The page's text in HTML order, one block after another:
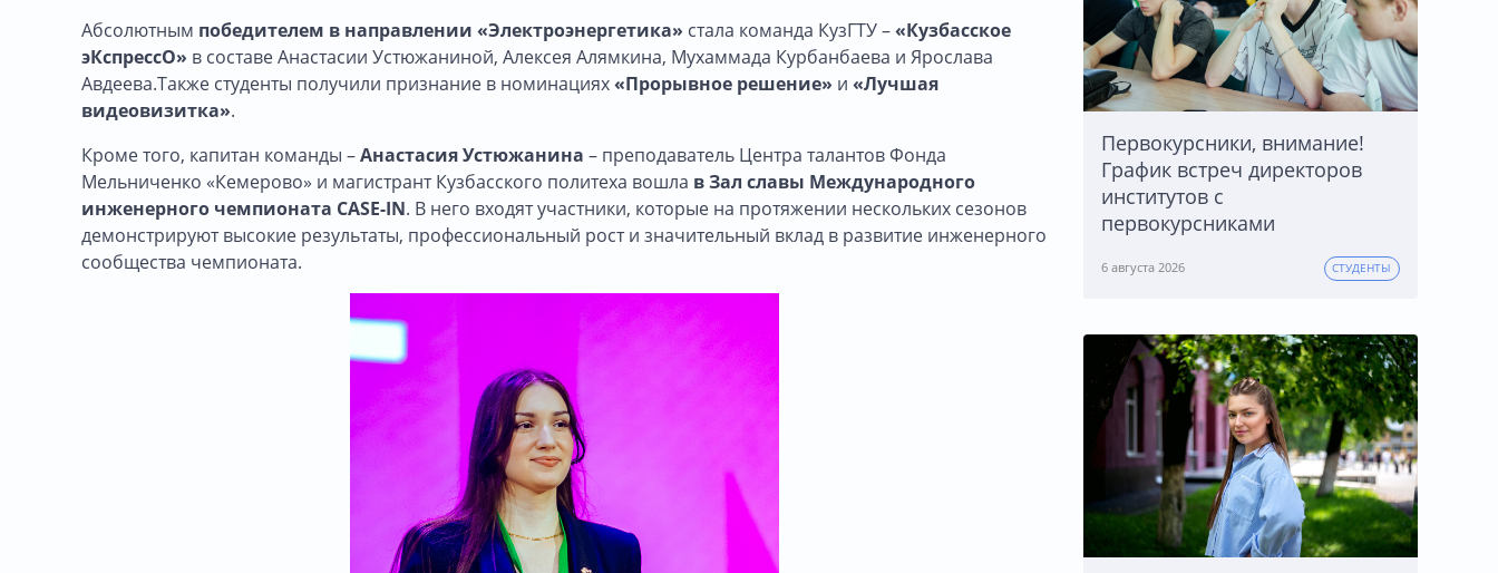
Абсолютным победителем в направлении «Электроэнергетика» стала команда КузГТУ –«Кузбасское
эКспрессО» в составе Анастасии Устюжаниной, Алексея Алямкина, Мухаммада Курбанбаева и Ярослава
Авдеева.Также студенты получили признание в номинациях«Прорывное решение» и «Лучшая
видеовизитка».
Кроме того, капитан команды –Анастасия Устюжанина – преподаватель Центра талантов Фонда
Мельниченко «Кемерово» и магистрант Кузбасского политеха вошла в Зал славы Международного
инженерного чемпионата CASE-IN. В него входят участники, которые на протяжении нескольких сезонов
демонстрируют высокие результаты, профессиональный рост и значительный вклад в развитие инженерного
сообщества чемпионата.
Первокурсники, внимание!
График встреч директоров
институтов с
первокурсниками
6 августа 2026 СТУДЕНТЫ